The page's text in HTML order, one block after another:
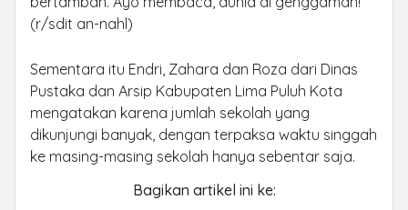
(r/sdit an-nahl)
Sementara itu Endri, Zahara dan Roza dari Dinas
Pustaka dan Arsip Kabupaten Lima Puluh Kota
mengatakan karena jumlah sekolah yang
dikunjungi banyak, dengan terpaksa waktu singgah
ke masing-masing sekolah hanya sebentar saja.
Bagikan artikel ini ke: